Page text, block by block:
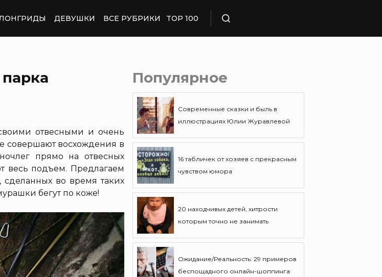
ДЕВУШКИ ВСЕ РУБРИКИ TOP 100
отвесными и очень
совершают восхождения в
прямо на отвесных
весь подъем. Предлагаем
во время таких
бегут по коже!
Популярное
Современные сказки и быль в
иллюстрациях Юлии Журавлевой
16 табличек от хозяев с прекрасным
чувством юмора
20 находчивых детей, хитрости
которым точно не занимать
Ожидание/Реальность: 29 примеров
беспощадного онлайн-шоппинга